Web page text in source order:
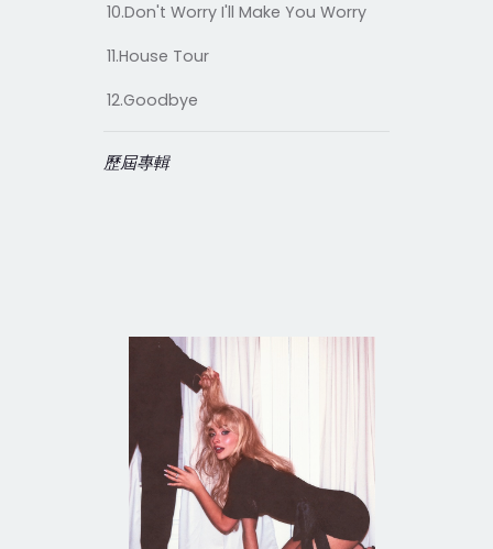
10.Don't Worry I'll Make You Worry
11.House Tour
12.Goodbye
歷屆專輯